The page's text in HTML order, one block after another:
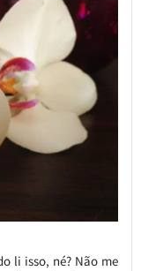
li isso, né? Não me